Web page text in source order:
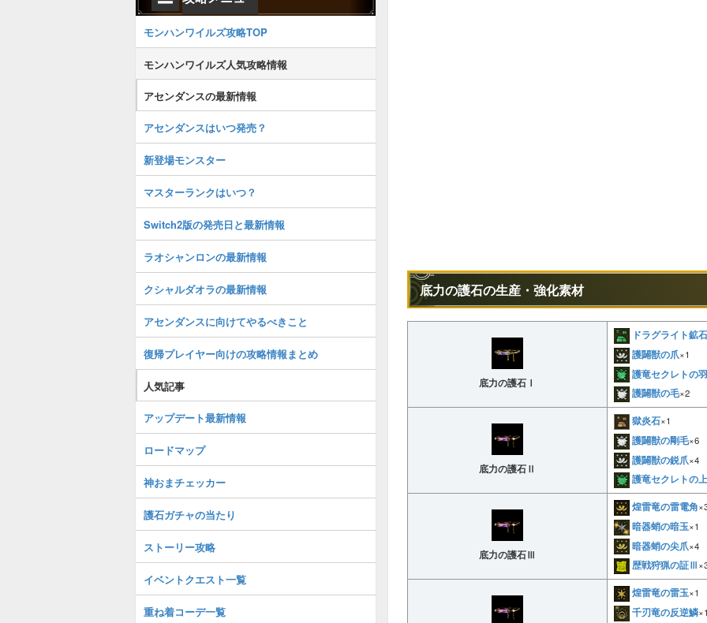
底力の護石の生産・強化素材
底力の護石Ⅰ
ドラグライト鉱石
護闢獣の爪×1
護竜セクレトの羽
護闢獣の毛×2
底力の護石Ⅱ
獄炎石×1
護闢獣の剛毛×6
護闢獣の鋭爪×4
護竜セクレトの
底力の護石Ⅲ
煌雷竜の雷電角
暗器蛸の暗玉×1
暗器蛸の尖爪×4
歴戦狩猟の証Ⅲ
煌雷竜の雷玉×1
千刃竜の反逆鱗×1
モンハンワイルズ攻略TOP
モンハンワイルズ人気攻略情報
アセンダンスの最新情報
アセンダンスはいつ発売？
新登場モンスター
マスターランクはいつ？
Switch2版の発売日と最新情報
ラオシャンロンの最新情報
クシャルダオラの最新情報
アセンダンスに向けてやるべきこと
復帰プレイヤー向けの攻略情報まとめ
人気記事
アップデート最新情報
ロードマップ
神おまチェッカー
護石ガチャの当たり
ストーリー攻略
イベントクエスト一覧
重ね着コーデ一覧